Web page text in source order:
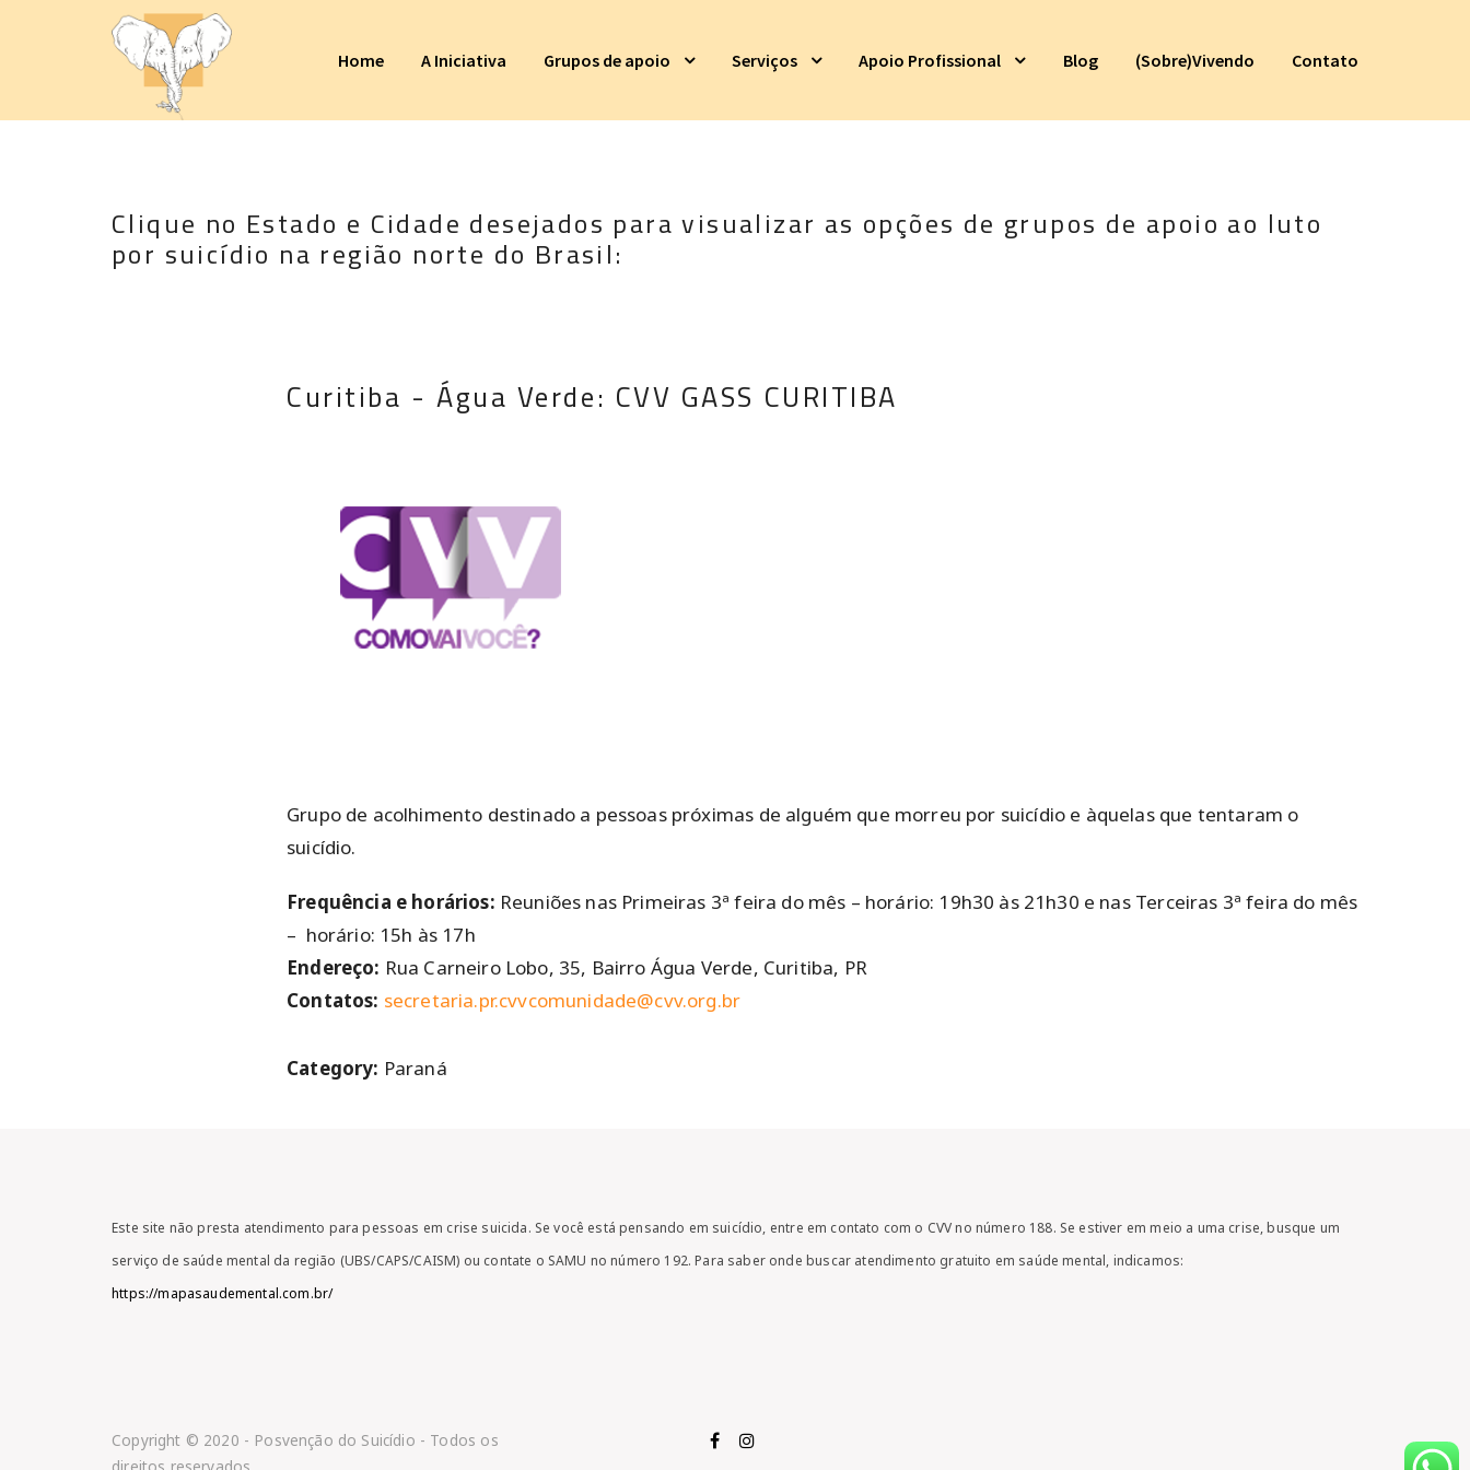
Home A Iniciativa Grupos de apoio Serviços Apoio Profissional Blog (Sobre)Vivendo Contato
Clique no Estado e Cidade desejados para visualizar as opções de grupos de apoio ao luto
por suicídio na região norte do Brasil:
Curitiba - Água Verde: CVV GASS CURITIBA
Grupo de acolhimento destinado a pessoas próximas de alguém que morreu por suicídio e àquelas que tentaram o
suicídio.
Frequência e horários: Reuniões nas Primeiras 3ª feira do mês – horário: 19h30 às 21h30 e nas Terceiras 3ª feira do mês
– horário: 15h às 17h
Endereço: Rua Carneiro Lobo, 35, Bairro Água Verde, Curitiba, PR
Contatos: secretaria.pr.cvvcomunidade@cvv.org.br
Category: Paraná
Este site não presta atendimento para pessoas em crise suicida. Se você está pensando em suicídio, entre em contato com o CVV no número 188. Se estiver em meio a uma crise, busque um
serviço de saúde mental da região (UBS/CAPS/CAISM) ou contate o SAMU no número 192. Para saber onde buscar atendimento gratuito em saúde mental, indicamos:
https://mapasaudemental.com.br/
Copyright © 2020 - Posvenção do Suicídio - Todos os
direitos reservados.